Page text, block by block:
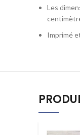
Les
Imprimé